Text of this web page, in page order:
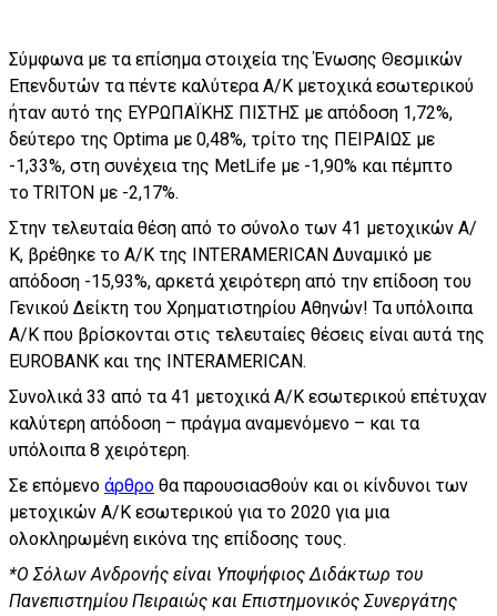
Σύμφωνα με τα επίσημα στοιχεία της Ένωσης Θεσμικών
Επενδυτών τα πέντε καλύτερα Α/Κ μετοχικά εσωτερικού
ήταν αυτό της ΕΥΡΩΠΑΪΚΗΣ ΠΙΣΤΗΣ με απόδοση 1,72%,
δεύτερο της Optima με 0,48%, τρίτο της ΠΕΙΡΑΙΩΣ με
-1,33%, στη συνέχεια της MetLife με -1,90% και πέμπτο
το TRITON με -2,17%.
Στην τελευταία θέση από το σύνολο των 41 μετοχικών Α/
Κ, βρέθηκε το Α/Κ της INTERAMERICAN Δυναμικό με
απόδοση -15,93%, αρκετά χειρότερη από την επίδοση του
Γενικού Δείκτη του Χρηματιστηρίου Αθηνών! Τα υπόλοιπα
Α/Κ που βρίσκονται στις τελευταίες θέσεις είναι αυτά της
EUROBANK και της INTERAMERICAN.
Συνολικά 33 από τα 41 μετοχικά Α/Κ εσωτερικού επέτυχαν
καλύτερη απόδοση – πράγμα αναμενόμενο – και τα
υπόλοιπα 8 χειρότερη.
Σε επόμενο άρθρο θα παρουσιασθούν και οι κίνδυνοι των
μετοχικών Α/Κ εσωτερικού για το 2020 για μια
ολοκληρωμένη εικόνα της επίδοσης τους.
*Ο Σόλων Ανδρονής είναι Υποψήφιος Διδάκτωρ του
Πανεπιστημίου Πειραιώς και Επιστημονικός Συνεργάτης